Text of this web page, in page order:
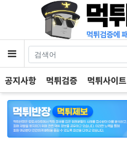
메뉴
공지사항 먹튀검증 먹튀사이트